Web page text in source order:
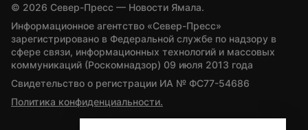
© 2026 Север-Пресс — Новости Ямала.
Информационное агентство «Север-Пресс»
зарегистрировано в Федеральной службе по надзору в
сфере связи, информационных технологий и массовых
коммуникаций (Роскомнадзор) 09 июля 2013 года
Свидетельство о регистрации ИА № ФС77-54686
Политика конфиденциальности.